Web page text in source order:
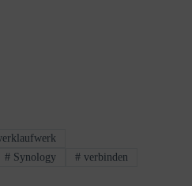
# Synology # verbinden